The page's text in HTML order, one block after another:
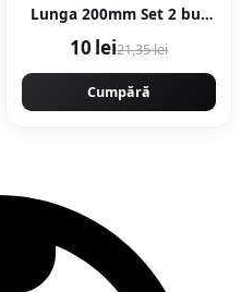
Lunga 200mm Set 2 buc
10 lei21,35 lei
Cumpără